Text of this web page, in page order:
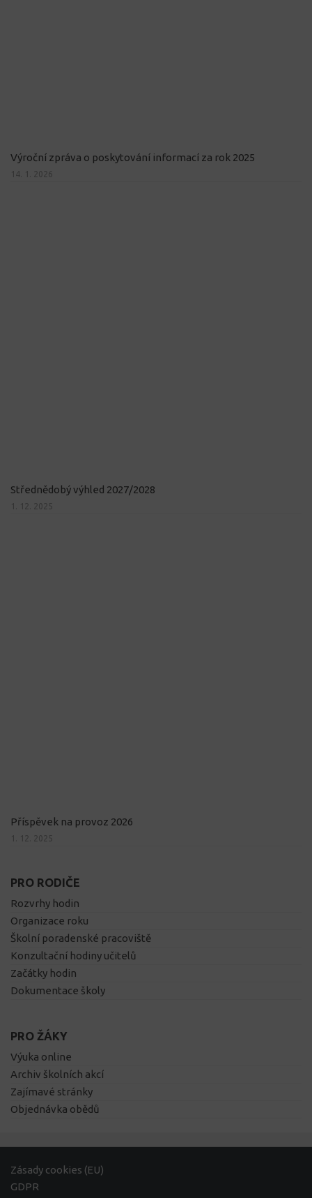
Výroční zpráva o poskytování informací za rok 2025
14. 1. 2026
Střednědobý výhled 2027/2028
1. 12. 2025
Příspěvek na provoz 2026
1. 12. 2025
PRO RODIČE
Rozvrhy hodin
Organizace roku
Školní poradenské pracoviště
Konzultační hodiny učitelů
Začátky hodin
Dokumentace školy
PRO ŽÁKY
Výuka online
Archiv školních akcí
Zajímavé stránky
Objednávka obědů
Zásady cookies (EU)
GDPR